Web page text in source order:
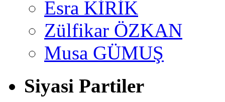
Esra KİRİK
Zülfikar ÖZKAN
Musa GÜMUŞ
Siyasi Partiler